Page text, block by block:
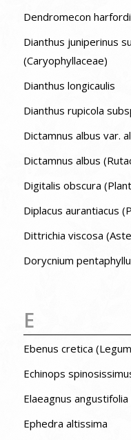
Dendromecon
Dianthus juniperinus
(Caryophyllaceae)
Dianthus longicaulis
Dianthus rupicola
Dictamnus albus var.
Dictamnus albus
Digitalis obscura
Diplacus aurantiacus
Dittrichia viscosa
Dorycnium
E
Ebenus cretica
Echinops
Elaeagnus
Ephedra altissima